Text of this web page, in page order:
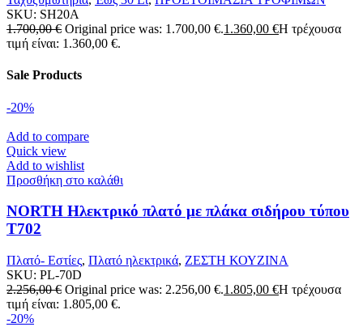
SKU: SH20A
1.700,00€ Original price was: 1.700,00 €.1.360,00 €Η τρέχουσα
τιμή είναι: 1.360,00 €.
Sale Products
-20%
Add to compare
Quick view
Add to wishlist
Προσθήκη στο καλάθι
NORTH Ηλεκτρικό πλατό με πλάκα σιδήρου τύπου
T702
Πλατό- Εστίες, Πλατό ηλεκτρικά, ΖΕΣΤΗ ΚΟΥΖΙΝΑ
SKU: PL-70D
2.256,00€ Original price was: 2.256,00 €.1.805,00 €Η τρέχουσα
τιμή είναι: 1.805,00 €.
-20%